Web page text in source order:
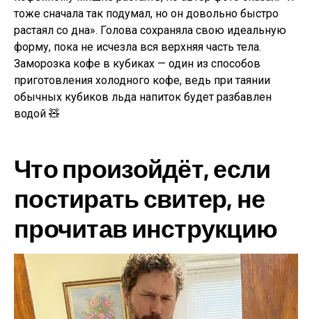
тоже сначала так подумал, но он довольно быстро
растаял со дна». Голова сохраняла свою идеальную
форму, пока не исчезла вся верхняя часть тела.
Заморозка кофе в кубиках — один из способов
приготовления холодного кофе, ведь при таянии
обычных кубиков льда напиток будет разбавлен
водой 🧸
Что произойдёт, если
постирать свитер, не
прочитав инструкцию